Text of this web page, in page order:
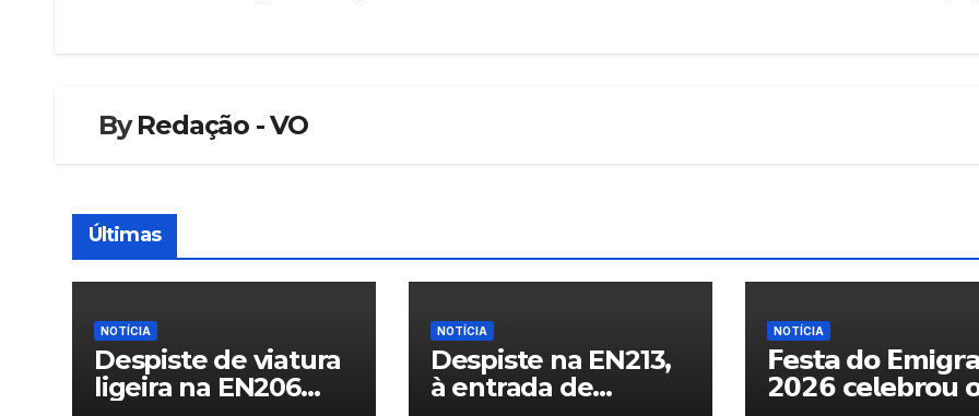
ByRedação - VO
Últimas
NOTÍCIA
Despiste de viatura
ligeira na EN206
NOTÍCIA
Despiste na EN213,
à entrada de
NOTÍCIA
𝗙𝗲𝘀𝘁𝗮 𝗱𝗼
𝟮𝟬𝟮𝟲 𝗰𝗲𝗹𝗲𝗯𝗿𝗼𝘂